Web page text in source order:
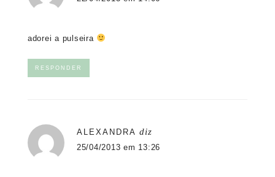
adorei a pulseira
RESPONDER
ALEXANDRA diz
25/04/2013 em 13:26